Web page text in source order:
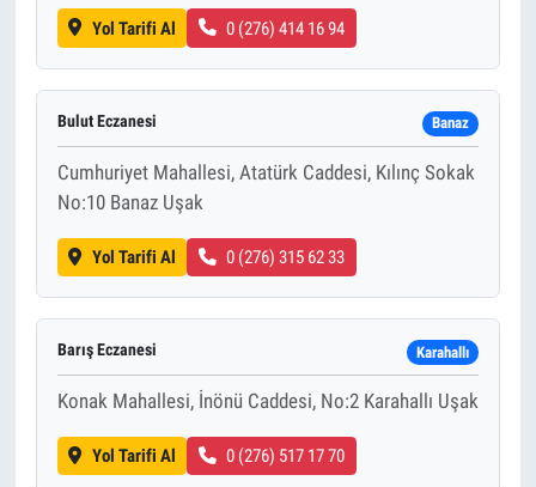
Yol Tarifi Al 0 (276) 414 16 94
Bulut Eczanesi Banaz
Cumhuriyet Mahallesi, Atatürk Caddesi, Kılınç Sokak
No:10 Banaz Uşak
Yol Tarifi Al 0 (276) 315 62 33
Barış Eczanesi Karahallı
Konak Mahallesi, İnönü Caddesi, No:2 Karahallı Uşak
Yol Tarifi Al 0 (276) 517 17 70